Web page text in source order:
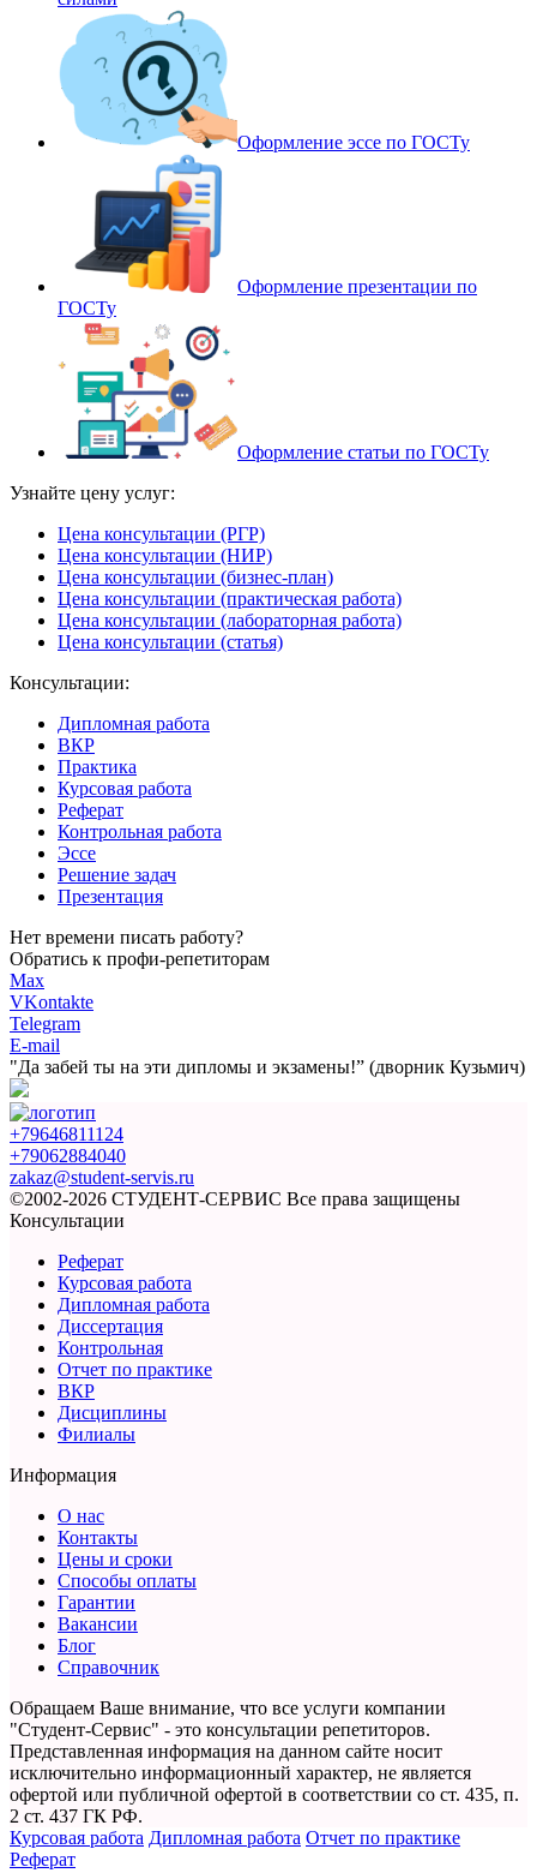
Оформление эссе по ГОСТу
Оформление презентации по
ГОСТу
Оформление статьи по ГОСТу
Узнайте цену услуг:
Цена консультации (РГР)
Цена консультации (НИР)
Цена консультации (бизнес-план)
Цена консультации (практическая работа)
Цена консультации (лабораторная работа)
Цена консультации (статья)
Консультации:
Дипломная работа
ВКР
Практика
Курсовая работа
Реферат
Контрольная работа
Эссе
Решение задач
Презентация
Нет времени писать работу?
Обратись к профи-репетиторам
Max
VKontakte
Telegram
E-mail
"Да забей ты на эти дипломы и экзамены!” (дворник Кузьмич)
+79646811124
+79062884040
zakaz@student-servis.ru
©2002-2026 СТУДЕНТ-СЕРВИС Все права защищены
Консультации
Реферат
Курсовая работа
Дипломная работа
Диссертация
Контрольная
Отчет по практике
ВКР
Дисциплины
Филиалы
Информация
О нас
Контакты
Цены и сроки
Способы оплаты
Гарантии
Вакансии
Блог
Справочник
Обращаем Ваше внимание, что все услуги компании
"Студент-Сервис" - это консультации репетиторов.
Представленная информация на данном сайте носит
исключительно информационный характер, не является
офертой или публичной офертой в соответствии со ст. 435, п.
2 ст. 437 ГК РФ.
Курсовая работа Дипломная работа Отчет по практике
Реферат